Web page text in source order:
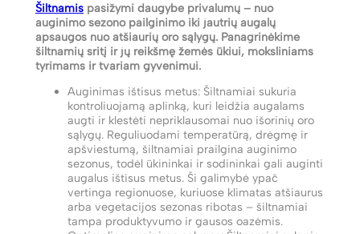
Šiltnamis pasižymi daugybe privalumų – nuo
auginimo sezono pailginimo iki jautrių augalų
apsaugos nuo atšiaurių oro sąlygų. Panagrinėkime
šiltnamių sritį ir jų reikšmę žemės ūkiui, moksliniams
tyrimams ir tvariam gyvenimui.
Auginimas ištisus metus: Šiltnamiai sukuria
kontroliuojamą aplinką, kuri leidžia augalams
augti ir klestėti nepriklausomai nuo išorinių oro
sąlygų. Reguliuodami temperatūrą, drėgmę ir
apšviestumą, šiltnamiai prailgina auginimo
sezonus, todėl ūkininkai ir sodininkai gali auginti
augalus ištisus metus. Ši galimybė ypač
vertinga regionuose, kuriuose klimatas atšiaurus
arba vegetacijos sezonas ribotas – šiltnamiai
tampa produktyvumo ir gausos oazėmis.